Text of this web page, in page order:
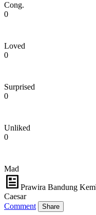
Cong.
0
Loved
0
Surprised
0
Unliked
0
Mad
Prawira Bandung
Caesar
Comment
Share